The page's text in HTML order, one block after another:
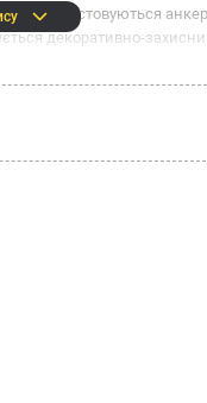
використовуються
декоративно-